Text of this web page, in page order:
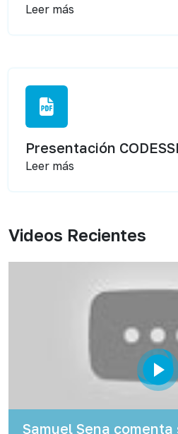
Leer más
Presentación
Leer más
Videos Recientes
Samuel Sena